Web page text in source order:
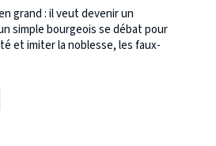
grand : il veut devenir un
simple bourgeois se débat pour
et imiter la noblesse, les faux-